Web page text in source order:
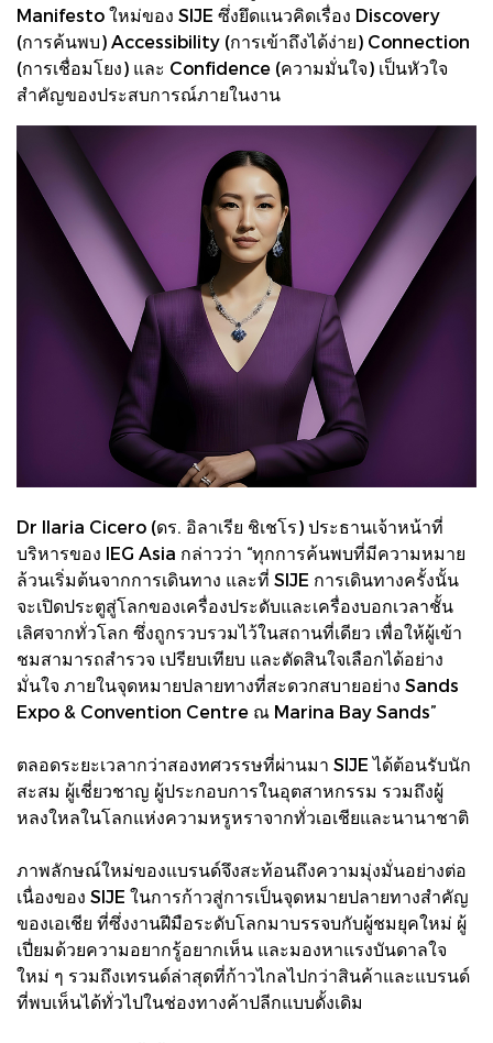
Manifesto ใหม่ของ SIJE ซึ่งยึดแนวคิดเรื่อง Discovery
(การค้นพบ) Accessibility (การเข้าถึงได้ง่าย) Connection
(การเชื่อมโยง) และ Confidence (ความมั่นใจ) เป็นหัวใจ
สำคัญของประสบการณ์ภายในงาน
Dr Ilaria Cicero (ดร. อิลาเรีย ชิเชโร) ประธานเจ้าหน้าที่
บริหารของ IEG Asia กล่าวว่า “ทุกการค้นพบที่มีความหมาย
ล้วนเริ่มต้นจากการเดินทาง และที่ SIJE การเดินทางครั้งนั้น
จะเปิดประตูสู่โลกของเครื่องประดับและเครื่องบอกเวลาชั้น
เลิศจากทั่วโลก ซึ่งถูกรวบรวมไว้ในสถานที่เดียว เพื่อให้ผู้เข้า
ชมสามารถสำรวจ เปรียบเทียบ และตัดสินใจเลือกได้อย่าง
มั่นใจ ภายในจุดหมายปลายทางที่สะดวกสบายอย่าง Sands
Expo & Convention Centre ณ Marina Bay Sands”
ตลอดระยะเวลากว่าสองทศวรรษที่ผ่านมา SIJE ได้ต้อนรับนัก
สะสม ผู้เชี่ยวชาญ ผู้ประกอบการในอุตสาหกรรม รวมถึงผู้
หลงใหลในโลกแห่งความหรูหราจากทั่วเอเชียและนานาชาติ
ภาพลักษณ์ใหม่ของแบรนด์จึงสะท้อนถึงความมุ่งมั่นอย่างต่อ
เนื่องของ SIJE ในการก้าวสู่การเป็นจุดหมายปลายทางสำคัญ
ของเอเชีย ที่ซึ่งงานฝีมือระดับโลกมาบรรจบกับผู้ชมยุคใหม่ ผู้
เปี่ยมด้วยความอยากรู้อยากเห็น และมองหาแรงบันดาลใจ
ใหม่ ๆ รวมถึงเทรนด์ล่าสุดที่ก้าวไกลไปกว่าสินค้าและแบรนด์
ที่พบเห็นได้ทั่วไปในช่องทางค้าปลีกแบบดั้งเดิม